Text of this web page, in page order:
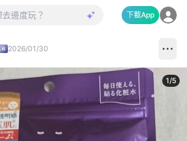
下載App
2026/01/30
1/5